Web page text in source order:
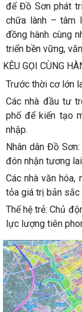
để Đồ Sơn phát
chữa lành – tâm
đồng hành cùng
triển bền vững,
KÊU GỌI CÙNG
Trước thời cơ lớn
Các nhà đầu tư
phố để kiến tạo
nhập.
Nhân dân Đồ
đón nhận tương
Các nhà văn hóa,
tỏa giá trị bản sắc
Thế hệ trẻ: Chủ
lực lượng tiên